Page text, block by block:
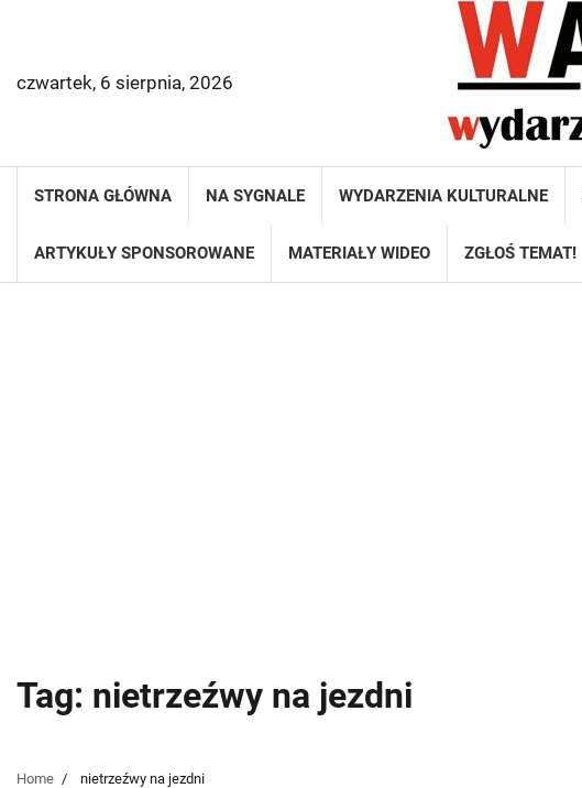
czwartek, 6 sierpnia, 2026
STRONA GŁÓWNA NA SYGNALE WYDARZENIA KULTURALNE
ARTYKUŁY SPONSOROWANE MATERIAŁY WIDEO ZGŁOŚ TEMAT!
Tag: nietrzeźwy na jezdni
Home nietrzeźwy na jezdni